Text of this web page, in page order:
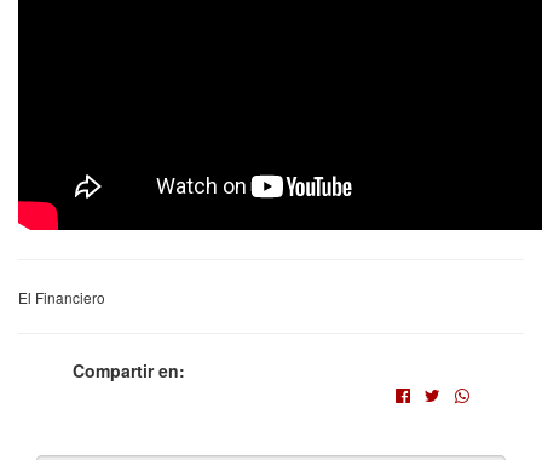
El Financiero
Compartir en: